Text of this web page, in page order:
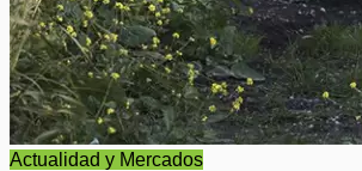
Actualidad y Mercados